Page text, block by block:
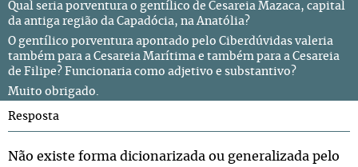
Qual seria porventura o gentílico de Cesareia Mazaca, capital
da antiga região da Capadócia, na Anatólia?
O gentílico porventura apontado pelo Ciberdúvidas valeria
também para a Cesareia Marítima e também para a Cesareia
de Filipe? Funcionaria como adjetivo e substantivo?
Muito obrigado.
Resposta
Não existe forma dicionarizada ou generalizada pelo